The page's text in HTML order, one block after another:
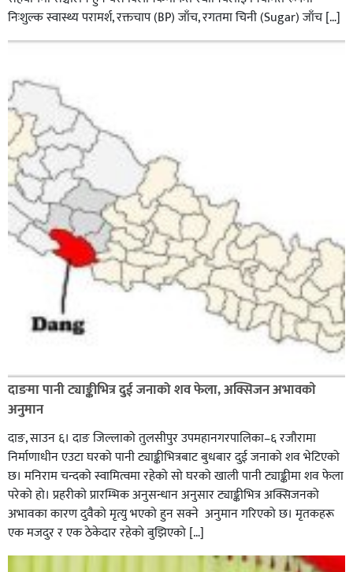
निःशुल्क स्वास्थ्य परामर्श, रक्तचाप (BP) जाँच, रगतमा चिनी (Sugar) जाँच […]
दाङमा पानी ट्याङ्कीभित्र दुई जनाको शव फेला, अक्सिजन अभावकाे
अनुमान
दाङ, साउन ६। दाङ जिल्लाको तुलसीपुर उपमहानगरपालिका–६ रजौरामा
निर्माणाधीन एउटा घरको पानी ट्याङ्कीभित्रबाट बुधबार दुई जनाको शव भेटिएको
छ। मनिराम चन्दको स्वामित्वमा रहेको सो घरको खाली पानी ट्याङ्कीमा शव फेला
परेको हो। प्रहरीकाे प्रारम्भिक अनुसन्धान अनुसार ट्याङ्कीभित्र अक्सिजनको
अभावका कारण दुवैको मृत्यु भएको हुन सक्ने अनुमान गरिएको छ। मृतकहरू
एक मजदुर र एक ठेकेदार रहेको बुझिएको […]